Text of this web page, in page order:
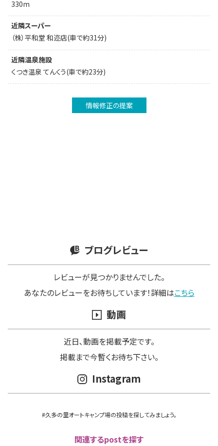
330m
近隣スーパー
（株）平和堂 和迩店(車で約31分)
近隣温泉施設
くつき温泉 てんくう(車で約23分)
情報修正の提案
ブログレビュー
レビューが見つかりませんでした。
あなたのレビューをお待ちしています！詳細はこちら
動画
近日､動画を掲載予定です。
掲載まで今暫くお待ち下さい。
Instagram
#久多の里オートキャンプ場の投稿を探してみましょう。
関連するpostを探す